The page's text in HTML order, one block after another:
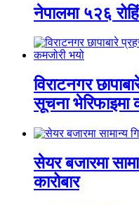
नेपालमा ५२६
विराटनगर
सूचना भेरिफाइमा
सेयर बजारमा
कारोबार